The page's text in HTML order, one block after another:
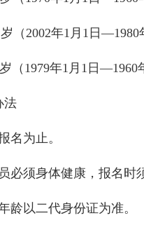
（2002年1月1日—1980
（1979年1月1日—1960
法
名为止。
必须身体健康，报名时
龄以二代身份证为准。